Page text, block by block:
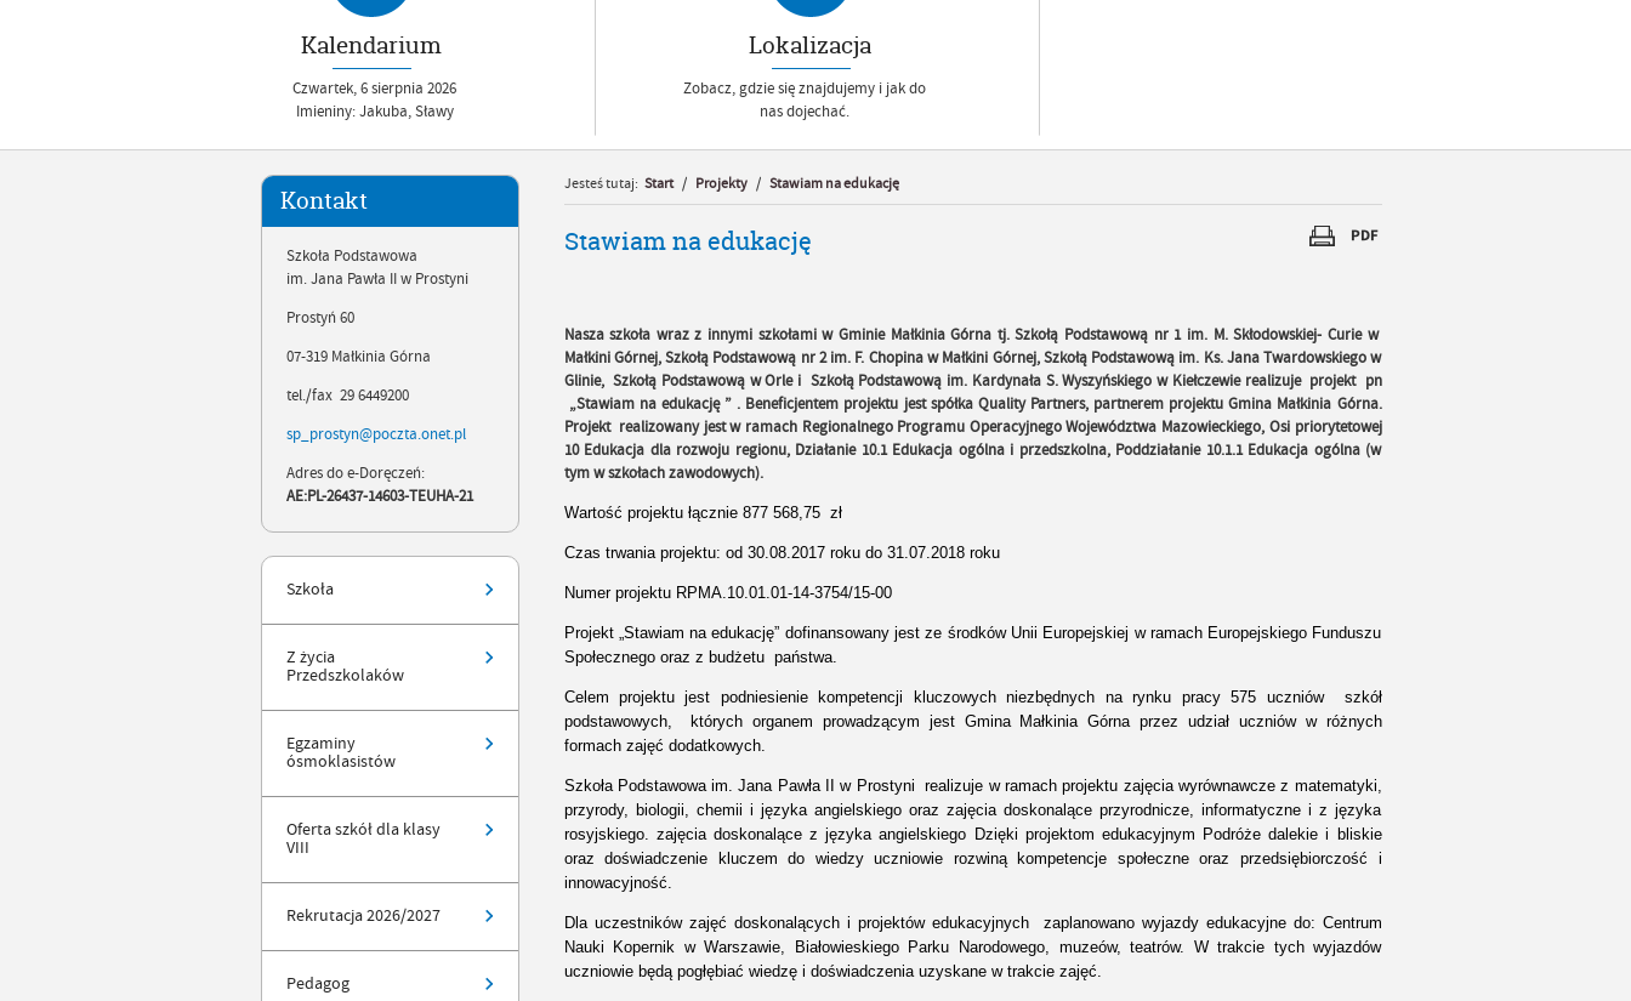
Kalendarium
Czwartek,6sierpnia 2026
Imieniny: Jakuba, Sławy
Lokalizacja
Zobacz, gdzie się znajdujemy i jak do
nas dojechać.
Kontakt
Szkoła Podstawowa
im. Jana Pawła II w Prostyni
Prostyń 60
07-319 Małkinia Górna
tel./fax 29 6449200
sp_prostyn@poczta.onet.pl
Adres do e-Doręczeń:
AE:PL-26437-14603-TEUHA-21
Szkoła
Z życia
Przedszkolaków
Egzaminy
ósmoklasistów
Oferta szkół dla klasy
VIII
Rekrutacja 2026/2027
Pedagog
Jesteś tutaj: Start / Projekty / Stawiam na edukację
Stawiam na edukację
Nasza szkoła wraz z innymi szkołami w Gminie Małkinia Górna tj. Szkołą Podstawową nr 1 im. M. Skłodowskiej- Curie w
Małkini Górnej, Szkołą Podstawową nr 2 im. F. Chopina w Małkini Górnej, Szkołą Podstawową im. Ks. Jana Twardowskiego w
Glinie, Szkołą Podstawową w Orle i Szkołą Podstawową im. Kardynała S. Wyszyńskiego w Kiełczewie realizuje projekt pn
„Stawiam na edukację ” . Beneficjentem projektu jest spółka Quality Partners, partnerem projektu Gmina Małkinia Górna.
Projekt realizowany jest w ramach Regionalnego Programu Operacyjnego Województwa Mazowieckiego, Osi priorytetowej
10 Edukacja dla rozwoju regionu, Działanie 10.1 Edukacja ogólna i przedszkolna, Poddziałanie 10.1.1 Edukacja ogólna (w
tym w szkołach zawodowych).
Wartość projektu łącznie 877 568,75 zł
Czas trwania projektu: od 30.08.2017 roku do 31.07.2018 roku
Numer projektu RPMA.10.01.01-14-3754/15-00
Projekt „Stawiam na edukację” dofinansowany jest ze środków Unii Europejskiej w ramach Europejskiego Funduszu
Społecznego oraz z budżetu państwa.
Celem projektu jest podniesienie kompetencji kluczowych niezbędnych na rynku pracy 575 uczniów szkół
podstawowych, których organem prowadzącym jest Gmina Małkinia Górnaprzez udział uczniów w różnych
formach zajęć dodatkowych.
Szkoła Podstawowa im. Jana Pawła II w Prostyni realizuje w ramach projektu zajęcia wyrównawcze z matematyki,
przyrody, biologii, chemii i języka angielskiego oraz zajęcia doskonalące przyrodnicze, informatyczne i z języka
rosyjskiego. zajęcia doskonalące z języka angielskiego Dzięki projektom edukacyjnym Podróże dalekie i bliskie
oraz doświadczenie kluczem do wiedzy uczniowie rozwiną kompetencje społeczne oraz przedsiębiorczość i
innowacyjność.
Dla uczestników zajęć doskonalących i projektów edukacyjnych zaplanowano wyjazdy edukacyjne do: Centrum
Nauki Kopernik w Warszawie, Białowieskiego Parku Narodowego, muzeów, teatrów. W trakcie tych wyjazdów
uczniowie będą pogłębiać wiedzę i doświadczenia uzyskane w trakcie zajęć.